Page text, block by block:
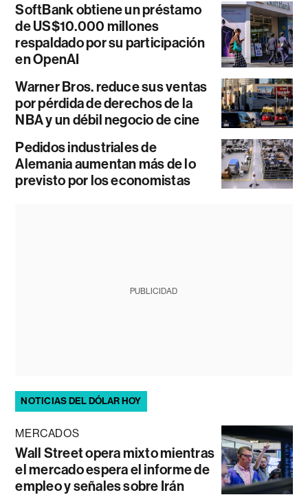
SoftBank obtiene un préstamo
de US$10.000 millones
respaldado por su participación
en OpenAI
Warner Bros. reduce sus ventas
por pérdida de derechos de la
NBA y un débil negocio de cine
Pedidos industriales de
Alemania aumentan más de lo
previsto por los economistas
PUBLICIDAD
NOTICIAS DEL DÓLAR HOY
MERCADOS
Wall Street opera mixto mientras
el mercado espera el informe de
empleo y señales sobre Irán